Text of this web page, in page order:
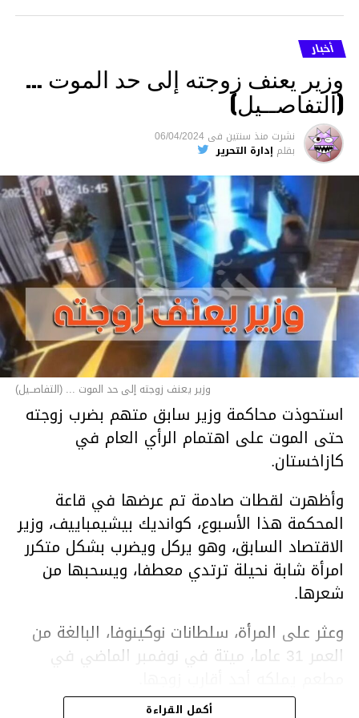
أخبار
وزير يعنف زوجته إلى حد الموت …
(التفاصــيل)
نشرت منذ سنتين فى 06/04/2024
بقلم إدارة التحرير
وزير يعنف زوجته إلى حد الموت ... (التفاصــيل)
استحوذت محاكمة وزير سابق متهم بضرب زوجته
حتى الموت على اهتمام الرأي العام في
كازاخستان.
وأظهرت لقطات صادمة تم عرضها في قاعة
المحكمة هذا الأسبوع، كوانديك بيشيمباييف، وزير
الاقتصاد السابق، وهو يركل ويضرب بشكل متكرر
امرأة شابة نحيلة ترتدي معطفا، ويسحبها من
شعرها.
وعثر على المرأة، سلطانات نوكينوفا، البالغة من
العمر 31 عاما، ميتة في نوفمبر الماضي في
أكمل القراءة